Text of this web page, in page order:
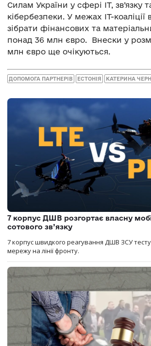
Силам України у сфері ІТ, зв’язку
кібербезпеки. У межах ІТ-коаліції
зібрати фінансових та
понад 36 млн євро. Внески у
млн євро ще очікуються.
ДОПОМОГА ПАРТНЕРІВ ЕСТОНІЯ КАТЕРИНА
7 корпус ДШВ розгортає власну
сотового зв’язку
7 корпус швидкого реагування ДШВ ЗСУ
мережу на лінії фронту.